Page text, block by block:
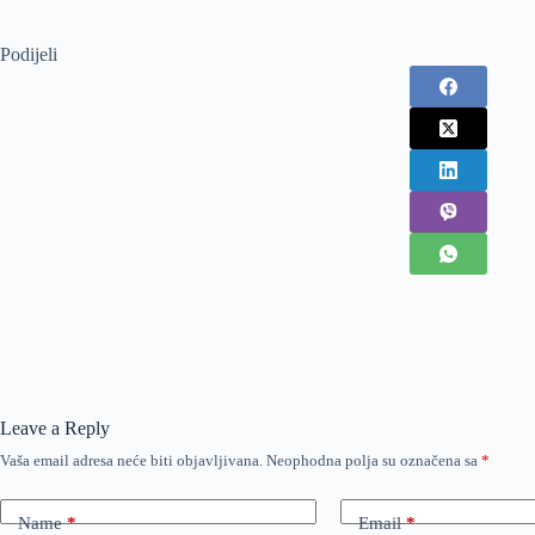
Podijeli
Leave a Reply
Vaša email adresa neće biti objavljivana. Neophodna polja su označena sa *
Name* Email*